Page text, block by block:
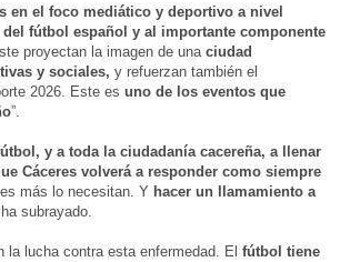
en el foco mediático y deportivo a nivel
fútbol español y al importante componente
proyectan la imagen de una ciudad
y sociales, y refuerzan también el
2026. Este es uno de los eventos que
”.
y a toda la ciudadanía cacereña, a llenar
Cáceres volverá a responder como siempre
más lo necesitan. Y hacer un llamamiento a
ha subrayado.
la lucha contra esta enfermedad. El fútbol tiene